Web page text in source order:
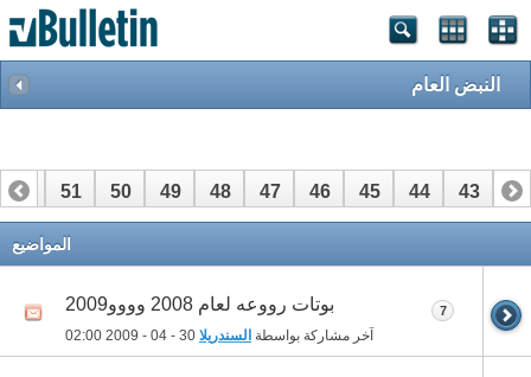
النبض العام
42
43
44
45
46
47
48
49
50
51
52
71
72
المواضيع
بوتات رووعه لعام 2008 وووو2009
آخر مشاركة بواسطة السندريلا 02:00
7